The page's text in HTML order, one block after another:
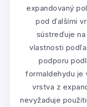
expandovaný
pod ďalšími
sústreďuje
vlastnosti
podporu
formaldehydu je
vrstva z
nevyžaduje